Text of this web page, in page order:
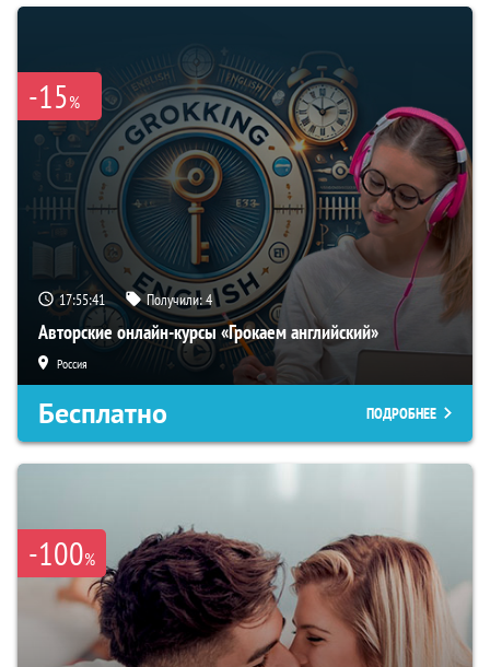
-15%
17:55:40 Получили:4
Авторские онлайн-курсы «Грокаем английский»
Россия
Бесплатно ПОДРОБНЕЕ
-100%